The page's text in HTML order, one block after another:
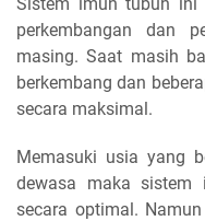
perkembangan dan
masing. Saat masih
berkembang dan
secara maksimal.
Memasuki usia yang
dewasa maka sistem
secara optimal.